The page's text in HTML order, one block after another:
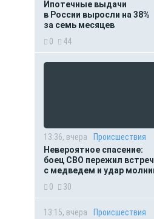
Ипотечные выдачи
в России выросли на 38%
за семь месяцев
0
44
13:36, вчера
Происшествия
Невероятное спасение:
боец СВО пережил
с медведем и удар
0
30
13:15, вчера
Происшествия